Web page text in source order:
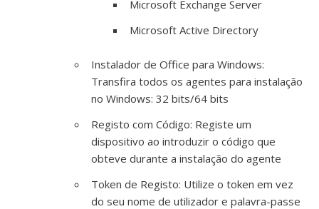
Microsoft Exchange Server
Microsoft Active Directory
Instalador de Office para Windows:
Transfira todos os agentes para instalação
no Windows: 32 bits/64 bits
Registo com Código: Registe um
dispositivo ao introduzir o código que
obteve durante a instalação do agente
Token de Registo: Utilize o token em vez
do seu nome de utilizador e palavra-passe